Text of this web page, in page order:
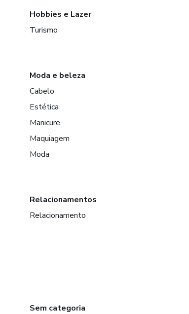
Hobbies e Lazer
Turismo
Moda e beleza
Cabelo
Estética
Manicure
Maquiagem
Moda
Relacionamentos
Relacionamento
Sem categoria